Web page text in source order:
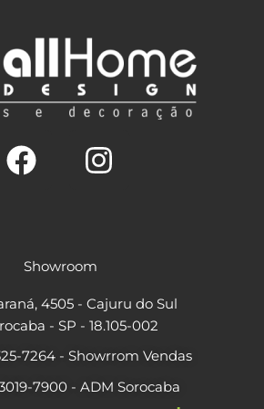
c
e
b
o
o
t
a
g
r
Showroom
4505 - Cajuru do Sul
- SP - 18.105-002
7264 - Showrrom Vendas
3019-7900 - ADM Sorocaba